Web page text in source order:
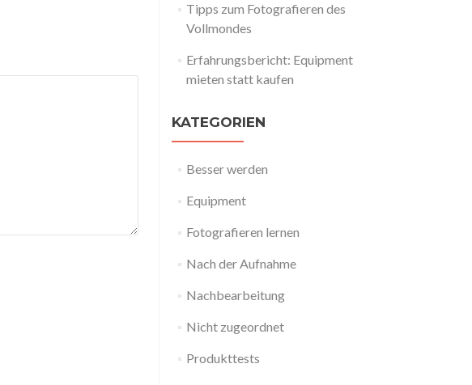
Tipps zum Fotografieren des
Vollmondes
Erfahrungsbericht: Equipment
mieten statt kaufen
KATEGORIEN
Besser werden
Equipment
Fotografieren lernen
Nach der Aufnahme
Nachbearbeitung
Nicht zugeordnet
Produkttests